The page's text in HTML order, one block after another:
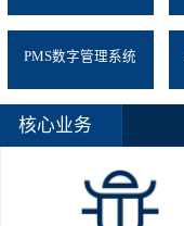
PMS数字管理系统
核心业务